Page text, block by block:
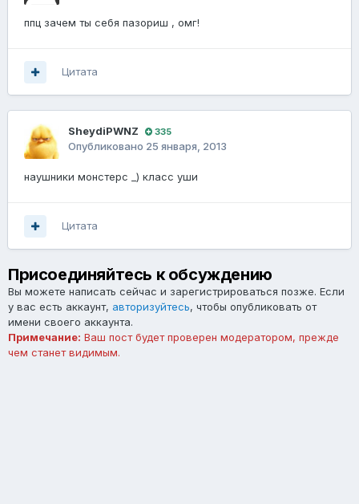
ппц зачем ты себя пазориш , омг!
Цитата
SheydiPWNZ 335
Опубликовано 25 января, 2013
наушники монстерс _) класс уши
Цитата
Присоединяйтесь к обсуждению
Вы можете написать сейчас и зарегистрироваться позже. Если
у вас есть аккаунт, авторизуйтесь, чтобы опубликовать от
имени своего аккаунта.
Примечание: Ваш пост будет проверен модератором, прежде
чем станет видимым.